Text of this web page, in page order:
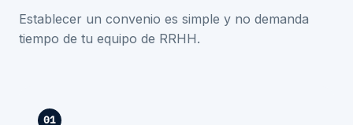
Establecer un convenio es simple y no demanda
tiempo de tu equipo de RRHH.